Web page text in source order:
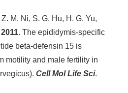
M. Ni, S. G. Hu, H. G. Yu,
2011. The epididymis-specific
beta-defensin 15 is
motility and male fertility in
Cell Mol Life Sci.